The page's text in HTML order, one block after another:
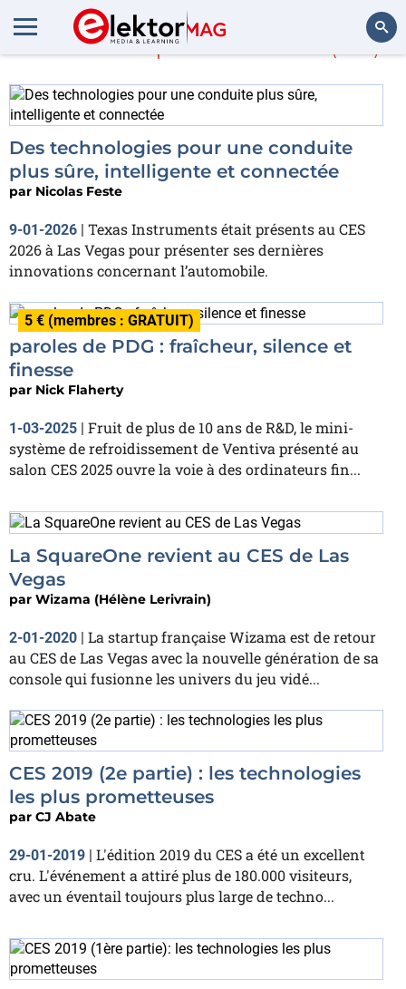
En savoir plus sur (514)
Des technologies pour une conduite
plus sûre, intelligente et connectée
par Nicolas Feste
9-01-2026 | Texas Instruments était présents au CES
2026 à Las Vegas pour présenter ses dernières
innovations concernant l’automobile.
5 € (membres : GRATUIT)
paroles de PDG : fraîcheur, silence et
finesse
par Nick Flaherty
1-03-2025 | Fruit de plus de 10 ans de R&D, le mini-
système de refroidissement de Ventiva présenté au
salon CES 2025 ouvre la voie à des ordinateurs fin...
La SquareOne revient au CES de Las
Vegas
par Wizama (Hélène Lerivrain)
2-01-2020 | La startup française Wizama est de retour
au CES de Las Vegas avec la nouvelle génération de sa
console qui fusionne les univers du jeu vidé...
CES 2019 (2e partie) : les technologies
les plus prometteuses
par CJ Abate
29-01-2019 | L'édition 2019 du CES a été un excellent
cru. L'événement a attiré plus de 180.000 visiteurs,
avec un éventail toujours plus large de techno...